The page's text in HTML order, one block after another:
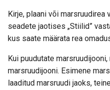
Kirje, plaani või
seadete jaotises „Stiilid”
kus saate määrata rea
Kui puudutate
marsruudijooni. Esimene
laaditud marsruudi jaoks,